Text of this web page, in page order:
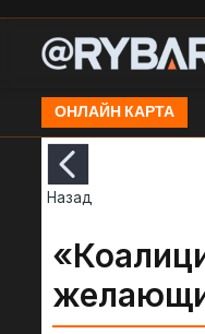
ОНЛАЙН КАРТА
ВСУ в Орехове
Назад